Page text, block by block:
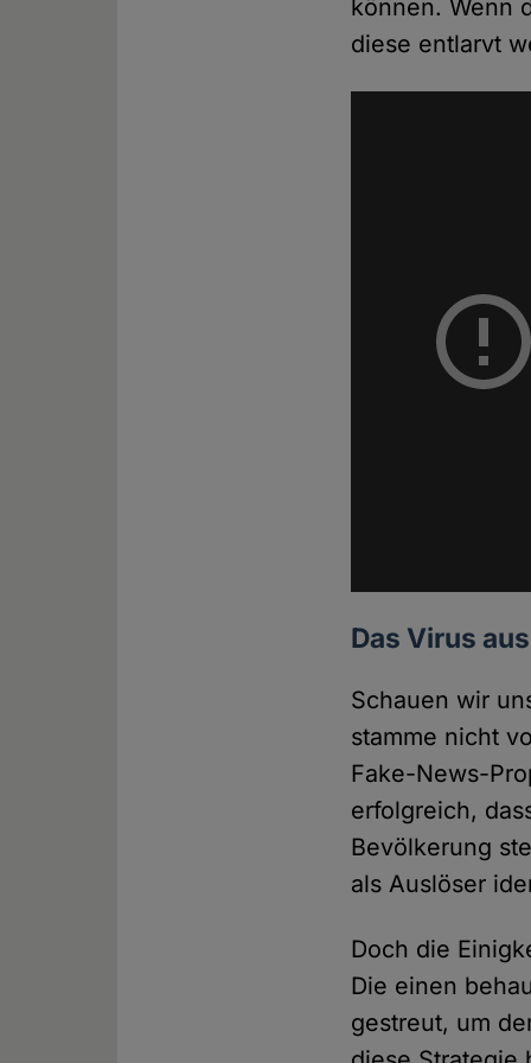
können. Wenn
diese entlarvt
Das Virus
Schauen wir
stamme nicht
Fake-News-
erfolgreich,
Bevölkerung
als Auslöser
Doch die
Die einen
gestreut, um